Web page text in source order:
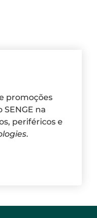
promoções
SENGE na
periféricos e
.